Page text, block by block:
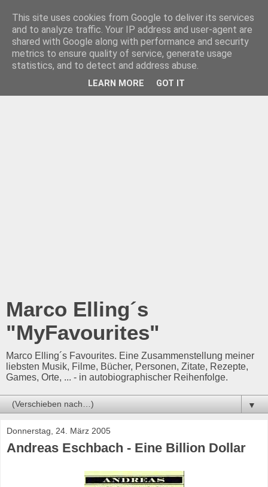
Marco Elling´s
"MyFavourites"
Marco Elling´s Favourites. Eine Zusammenstellung meiner
liebsten Musik, Filme, Bücher, Personen, Zitate, Rezepte,
Games, Orte, ... - in autobiographischer Reihenfolge.
▼
Donnerstag, 24. März 2005
Andreas Eschbach - Eine Billion Dollar
This site uses cookies from Google to deliver its services
and to analyze traffic. Your IP address and user-agent are
shared with Google along with performance and security
metrics to ensure quality of service, generate usage
statistics, and to detect and address abuse.
LEARN MORE GOT IT